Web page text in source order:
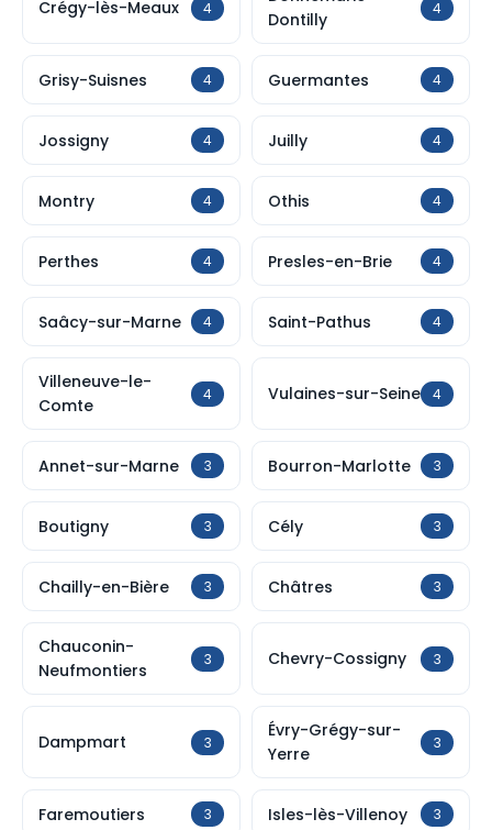
Crégy-lès-Meaux 4
Dontilly
4
Grisy-Suisnes 4 Guermantes 4
Jossigny 4 Juilly 4
Montry 4 Othis 4
Perthes 4 Presles-en-Brie 4
Saâcy-sur-Marne 4 Saint-Pathus 4
Villeneuve-le-
Comte
4 Vulaines-sur-Seine 4
Annet-sur-Marne 3 Bourron-Marlotte 3
Boutigny 3 Cély 3
Chailly-en-Bière 3 Châtres 3
Chauconin-
Neufmontiers
3 Chevry-Cossigny 3
Dampmart 3
Évry-Grégy-sur-
Yerre
3
Faremoutiers 3 Isles-lès-Villenoy 3